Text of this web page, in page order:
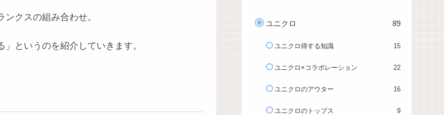
クスの組み合わせ。
というのを紹介していきます。
ユニクロ 89
ユニクロ得する知識 15
ユニクロ×コラボレーション 22
ユニクロのアウター 16
ユニクロのトップス 9